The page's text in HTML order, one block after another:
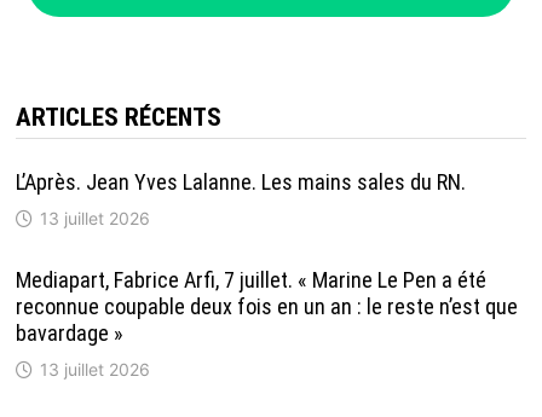
ARTICLES RÉCENTS
L’Après. Jean Yves Lalanne. Les mains sales du RN.
13 juillet 2026
Mediapart, Fabrice Arfi, 7 juillet. « Marine Le Pen a été
reconnue coupable deux fois en un an : le reste n’est que
bavardage »
13 juillet 2026